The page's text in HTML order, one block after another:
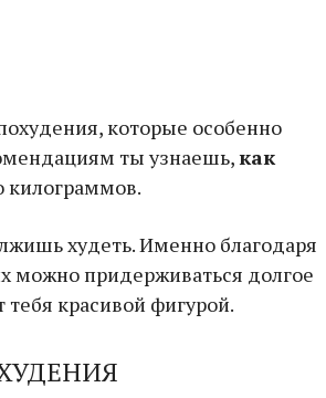
которые особенно
ты узнаешь,как
килограммов.
худеть. Именно благодаря
можно придерживаться долгое
красивой фигурой.